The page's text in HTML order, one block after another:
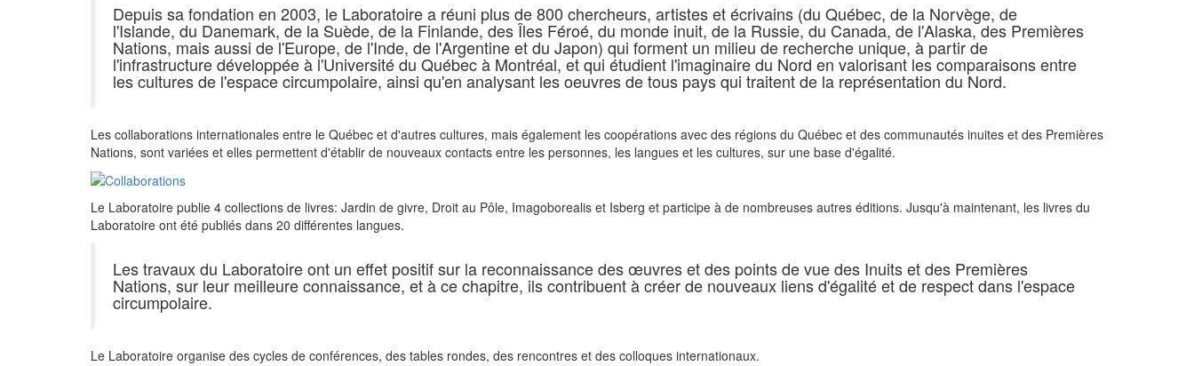
Depuis sa fondation en 2003, le Laboratoire a réuni plus de 800 chercheurs, artistes et écrivains (du Québec, de la Norvège, de
l'Islande, du Danemark, de la Suède, de la Finlande, des Îles Féroé, du monde inuit, de la Russie, du Canada, de l'Alaska, des Premières
Nations, mais aussi de l'Europe, de l'Inde, de l'Argentine et du Japon) qui forment un milieu de recherche unique, à partir de
l'infrastructure développée à l'Université du Québec à Montréal, et qui étudient l'imaginaire du Nord en valorisant les comparaisons entre
les cultures de l'espace circumpolaire, ainsi qu'en analysant les oeuvres de tous pays qui traitent de la représentation du Nord.
Les collaborations internationales entre le Québec et d'autres cultures, mais également les coopérations avec des régions du Québec et des communautés inuites et des Premières
Nations, sont variées et elles permettent d'établir de nouveaux contacts entre les personnes, les langues et les cultures, sur une base d'égalité.
Le Laboratoire publie 4 collections de livres: Jardin de givre, Droit au Pôle, Imagoborealis et Isberg et participe à de nombreuses autres éditions. Jusqu'à maintenant, les livres du
Laboratoire ont été publiés dans 20 différentes langues.
Les travaux du Laboratoire ont un effet positif sur la reconnaissance des œuvres et des points de vue des Inuits et des Premières
Nations, sur leur meilleure connaissance, et à ce chapitre, ils contribuent à créer de nouveaux liens d'égalité et de respect dans l'espace
circumpolaire.
Le Laboratoire organise des cycles de conférences, des tables rondes, des rencontres et des colloques internationaux.